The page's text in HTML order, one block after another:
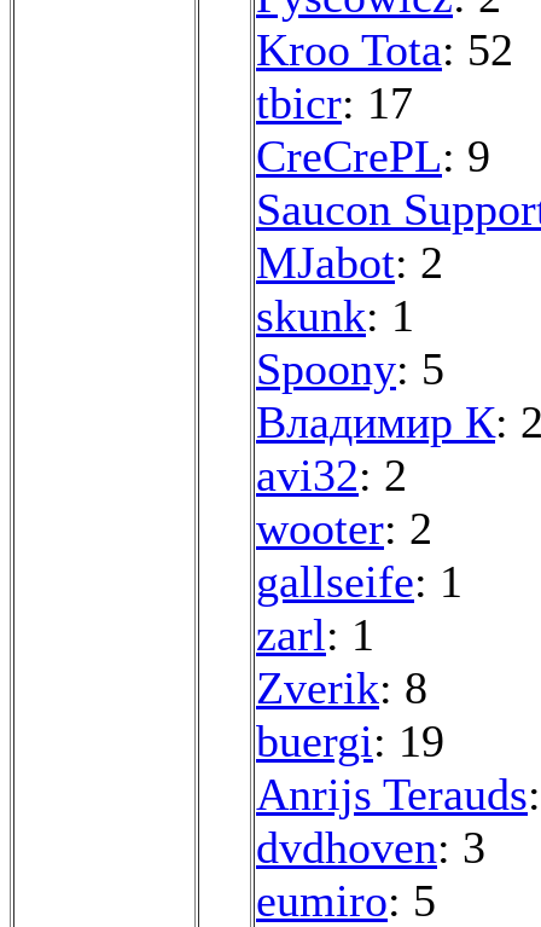
Kroo Tota: 52
tbicr: 17
CreCrePL: 9
Saucon
MJabot: 2
skunk: 1
Spoony: 5
Владимир К:
avi32: 2
wooter: 2
gallseife: 1
zarl: 1
Zverik: 8
buergi: 19
Anrijs Terauds
dvdhoven: 3
eumiro: 5